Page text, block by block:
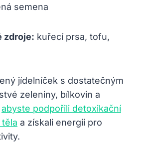
semena
zdroje: kuřecí prsa, tofu,
jídelníček s dostatečným
zeleniny, bílkovin a
abyste podpořili detoxikační
a získali energii pro